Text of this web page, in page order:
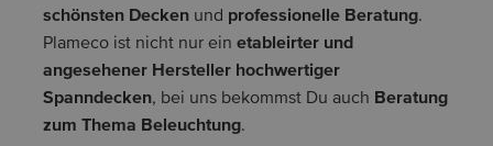
schönsten Decken und professionelle Beratung.
Plameco ist nicht nur ein etableirter und
angesehener Hersteller hochwertiger
Spanndecken, bei uns bekommst Du auch Beratung
zum Thema Beleuchtung.